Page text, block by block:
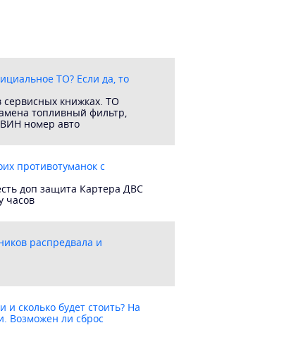
ТO? Если да, то
книжках. ТО
топливный фильтр,
номер авто
противотуманок с
доп защита Картера ДВС
часов
распредвала и
сколько будет стоить? На
Возможен ли сброс